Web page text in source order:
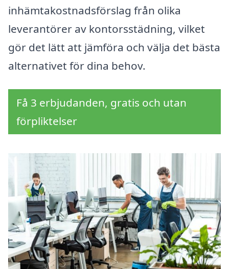
inhämtakostnadsförslag från olika
leverantörer av kontorsstädning, vilket
gör det lätt att jämföra och välja det bästa
alternativet för dina behov.
Få 3 erbjudanden, gratis och utan
förpliktelser